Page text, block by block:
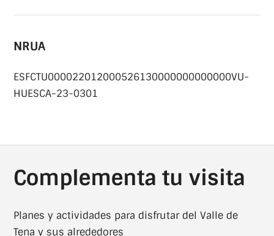
NRUA
ESFCTU000022012000526130000000000000VU-
HUESCA-23-0301
Complementa tu visita
Planes y actividades para disfrutar del Valle de
Tena y sus alrededores